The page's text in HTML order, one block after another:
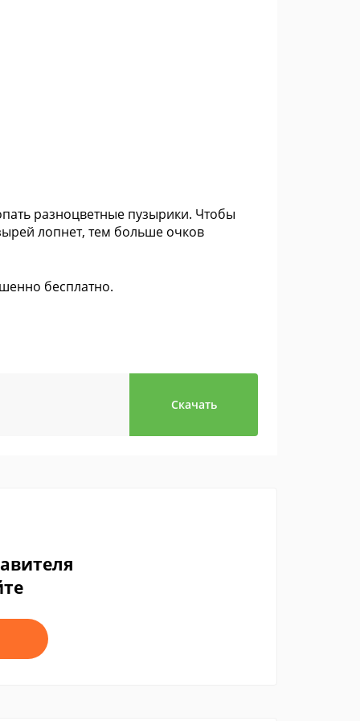
разноцветные пузырики. Чтобы
лопнет, тем больше очков
бесплатно.
Скачать